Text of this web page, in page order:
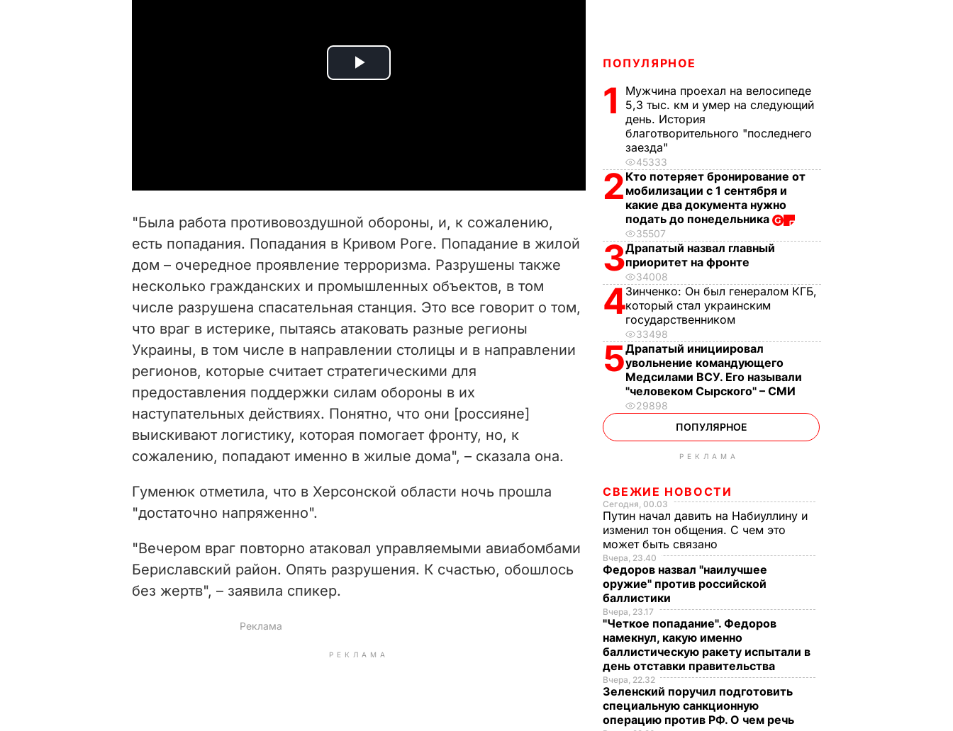
P
i
d
e
o
"Была работа противовоздушной обороны, и, к сожалению,
есть попадания. Попадания в Кривом Роге. Попадание в жилой
дом – очередное проявление терроризма. Разрушены также
несколько гражданских и промышленных объектов, в том
числе разрушена спасательная станция. Это все говорит о том,
что враг в истерике, пытаясь атаковать разные регионы
Украины, в том числе в направлении столицы и в направлении
регионов, которые считает стратегическими для
предоставления поддержки силам обороны в их
наступательных действиях. Понятно, что они [россияне]
выискивают логистику, которая помогает фронту, но, к
сожалению, попадают именно в жилые дома", – сказала она.
Гуменюк отметила, что в Херсонской области ночь прошла
"достаточно напряженно".
"Вечером враг повторно атаковал управляемыми авиабомбами
Бериславский район. Опять разрушения. К счастью, обошлось
без жертв", – заявила спикер.
РЕКЛАМА
ПОПУЛЯРНОЕ
1
Мужчина проехал на велосипеде
5,3 тыс. км и умер на следующий
день. История
благотворительного "последнего
заезда"
45333
2 Кто потеряет бронирование от
мобилизации с 1 сентября и
какие два документа нужно
подать до понедельника
35507
3Драпатый назвал главный
приоритет на фронте
34008
4Зинченко: Он был генералом КГБ,
который стал украинским
государственником
33498
5Драпатый инициировал
увольнение командующего
Медсилами ВСУ. Его называли
"человеком Сырского" – СМИ
29898
ПОПУЛЯРНОЕ
РЕКЛАМА
СВЕЖИЕ НОВОСТИ
Сегодня, 00.03
Путин начал давить на Набиуллину и
изменил тон общения. С чем это
может быть связано
Вчера, 23.40
Федоров назвал "наилучшее
оружие" против российской
баллистики
Вчера, 23.17
"Четкое попадание". Федоров
намекнул, какую именно
баллистическую ракету испытали в
день отставки правительства
Вчера, 22.32
Зеленский поручил подготовить
специальную санкционную
операцию против РФ. О чем речь